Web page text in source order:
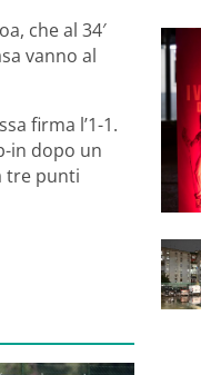
che al 34′
vanno al
firma l’1-1.
in dopo un
tre punti